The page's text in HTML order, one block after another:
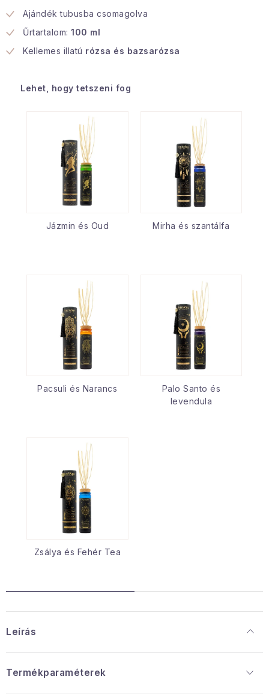
Érintkezés
Rólunk
Ajándék tubusba csomagolva
Űrtartalom: 100 ml
Kellemes illatú rózsa és bazsarózsa
Lehet, hogy tetszeni fog
Jázmin és Oud Mirha és szantálfa
Pacsuli és Narancs
Palo Santo és
levendula
Zsálya és Fehér Tea
Leírás
Termékparaméterek